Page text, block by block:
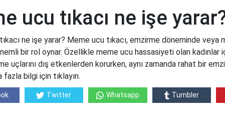
ucu tıkacı ne işe
ne işe yarar? Meme ucu tıkacı, emzirme döneminde veya
bir rol oynar. Özellikle meme ucu hassasiyeti olan kadınlar
uçlarını dış etkenlerden korurken, aynı zamanda rahat bir
fazla bilgi için tıklayın.
Twitter Whatsapp Tumbler